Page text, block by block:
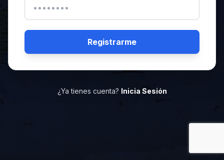
Registrarme
¿Ya tienes cuenta? Inicia Sesión